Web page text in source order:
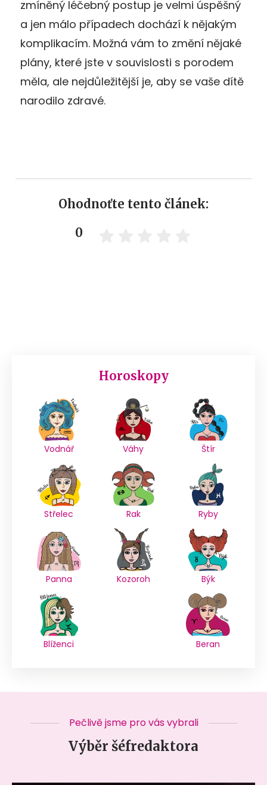
zmíněný léčebný postup je velmi úspěšný
a jen málo případech dochází k nějakým
komplikacím. Možná vám to změní nějaké
plány, které jste v souvislosti s porodem
měla, ale nejdůležitější je, aby se vaše dítě
narodilo zdravé.
Ohodnoťte tento článek:
0
Horoskopy
Vodnář Váhy Štír
Střelec Rak Ryby
Panna Kozoroh Býk
Blíženci Beran
Pečlivě jsme pro vás vybrali
Výběr šéfredaktora